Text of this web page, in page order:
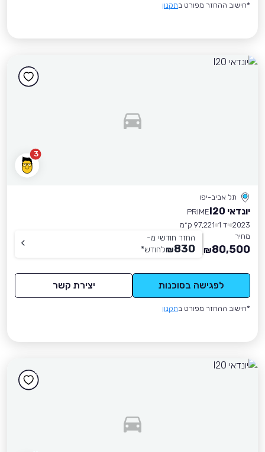
*חישוב ההחזר מפורט בתקנון
3
תל אביב-יפו
יונדאי I20
PRIME
2023 יד 1
97,221 ק״מ
מחיר
80,500
₪
החזר חודשי מ-
830
₪לחודש*
לפגישה בסוכנות יצירת קשר
*חישוב ההחזר מפורט בתקנון